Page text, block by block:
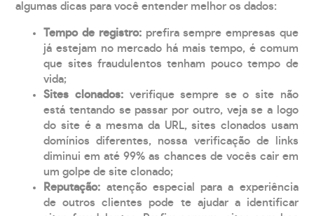
algumas dicas para você entender melhor os dados:
Tempo de registro: prefira sempre empresas que
já estejam no mercado há mais tempo, é comum
que sites fraudulentos tenham pouco tempo de
vida;
Sites clonados: verifique sempre se o site não
está tentando se passar por outro, veja se a logo
do site é a mesma da URL, sites clonados usam
domínios diferentes, nossa verificação de links
diminui em até 99% as chances de vocês cair em
um golpe de site clonado;
Reputação: atenção especial para a experiência
de outros clientes pode te ajudar a identificar